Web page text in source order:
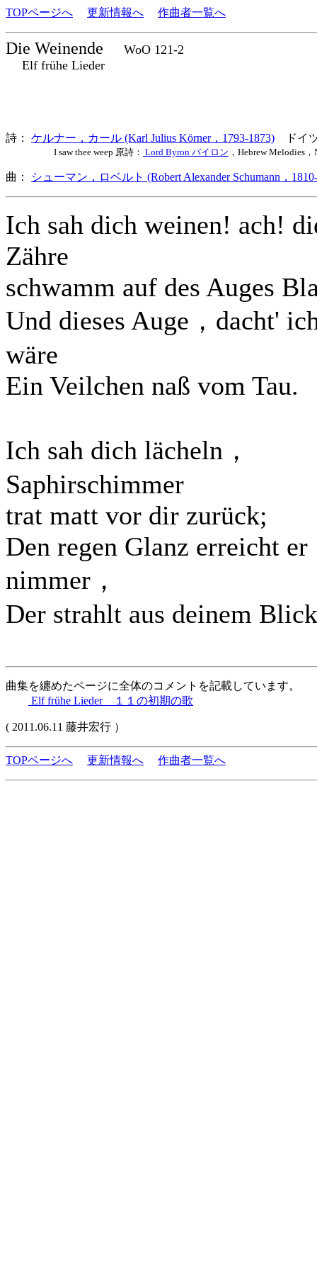
TOPページへ 更新情報へ 作曲者一覧へ
Die Weinende
WoO 121-2
Elf frühe Lieder
詩： ケルナー，カール (Karl Julius Körner，1793-1873) ドイ
I saw thee weep 原詩： Lord Byron バイロン ，Hebrew Melodies，
曲： シューマン，ロベルト (Robert Alexander Schumann，
Ich sah dich weinen! ach!
Zähre
schwamm auf des Auges
Und dieses Auge，dacht'
wäre
Ein Veilchen naß vom Tau.
Ich sah dich lächeln，
Saphirschimmer
trat matt vor dir zurück;
Den regen Glanz erreicht er
nimmer，
Der strahlt aus deinem
曲集を纏めたページに全体のコメントを記載しています。
Elf frühe Lieder １１の初期の歌
( 2011.06.11 藤井宏行 ）
TOPページへ 更新情報へ 作曲者一覧へ